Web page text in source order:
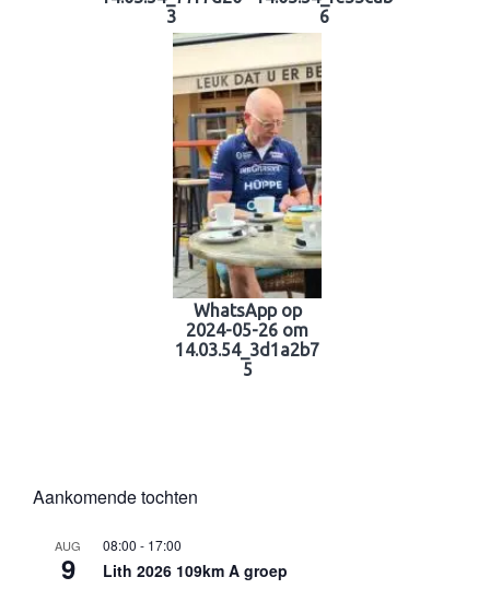
3
6
WhatsApp op
2024-05-26 om
14.03.54_3d1a2b7
5
Aankomende tochten
AUG
9
08:00 - 17:00
Lith 2026 109km A groep